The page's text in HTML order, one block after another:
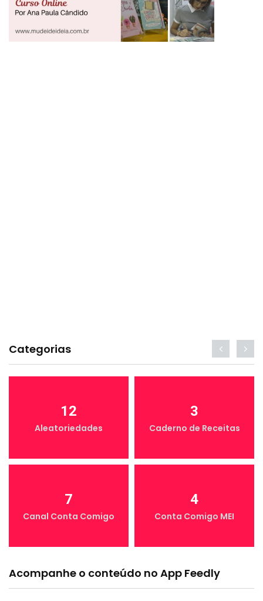
Categorias
12
Aleatoriedades
3
Caderno de Receitas
7
Canal Conta Comigo
4
Conta Comigo MEI
Acompanhe o conteúdo no App Feedly